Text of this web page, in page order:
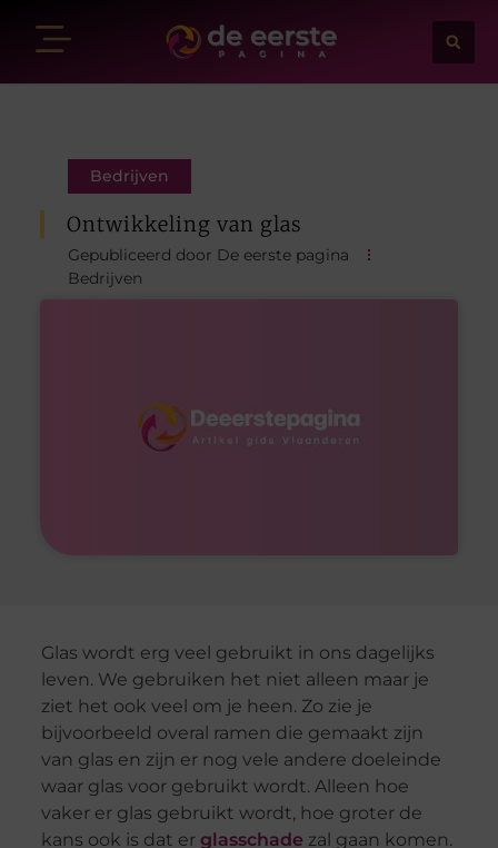
Bedrijven
Ontwikkeling van glas
Gepubliceerd door De eerste pagina
Bedrijven
Glas wordt erg veel gebruikt in ons dagelijks
leven. We gebruiken het niet alleen maar je
ziet het ook veel om je heen. Zo zie je
bijvoorbeeld overal ramen die gemaakt zijn
van glas en zijn er nog vele andere doeleinde
waar glas voor gebruikt wordt. Alleen hoe
vaker er glas gebruikt wordt, hoe groter de
kans ook is dat er glasschade zal gaan komen.